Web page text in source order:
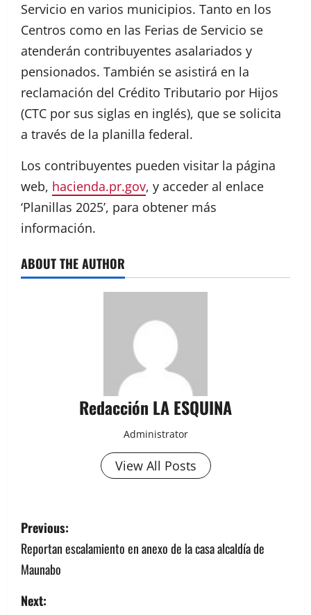
Servicio en varios municipios. Tanto en los
Centros como en las Ferias de Servicio se
atenderán contribuyentes asalariados y
pensionados. También se asistirá en la
reclamación del Crédito Tributario por Hijos
(CTC por sus siglas en inglés), que se solicita
a través de la planilla federal.
Los contribuyentes pueden visitar la página
web, hacienda.pr.gov, y acceder al enlace
‘Planillas 2025’, para obtener más
información.
ABOUT THE AUTHOR
Redacción LA ESQUINA
Administrator
View All Posts
P
o
s
t
Previous:
Reportan escalamiento en anexo de la casa alcaldía de
Maunabo
Next: